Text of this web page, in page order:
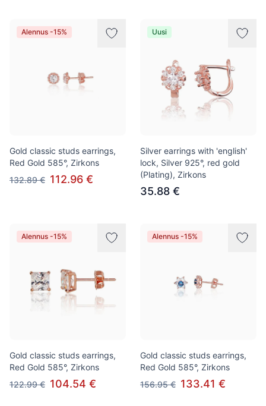
Alennus -15%
Gold classic studs earrings,
Red Gold 585°, Zirkons
132.89 € 112.96 €
Uusi
Silver earrings with 'english'
lock, Silver 925°, red gold
(Plating), Zirkons
35.88 €
Alennus -15%
Gold classic studs earrings,
Red Gold 585°, Zirkons
122.99 € 104.54 €
Alennus -15%
Gold classic studs earrings,
Red Gold 585°, Zirkons
156.95 € 133.41 €